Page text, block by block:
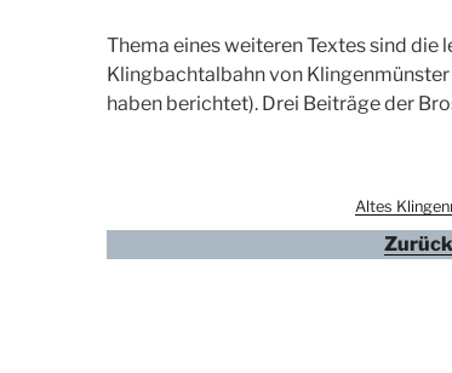
Thema eines weiteren Textes sind die
Klingbachtalbahn von
haben berichtet). Drei Beiträge der
Altes